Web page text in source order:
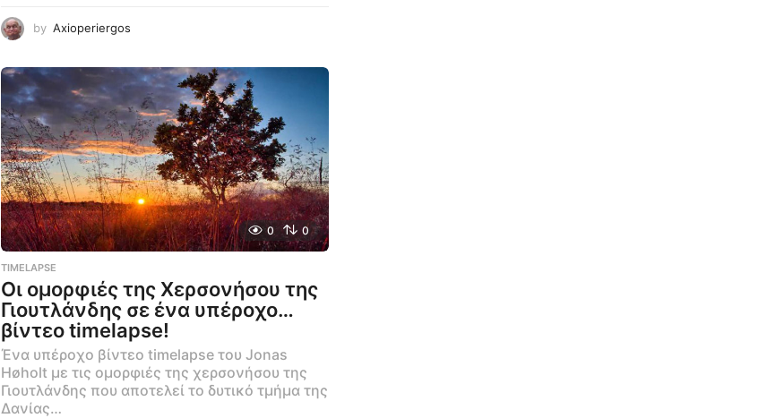
by Axioperiergos
0 0
TIMELAPSE
Οι ομορφιές της Χερσονήσου της
Γιουτλάνδης σε ένα υπέροχο…
βίντεο timelapse!
Ένα υπέροχο βίντεο timelapse του Jonas
Høholt με τις ομορφιές της χερσονήσου της
Γιουτλάνδης που αποτελεί το δυτικό τμήμα της
Δανίας…